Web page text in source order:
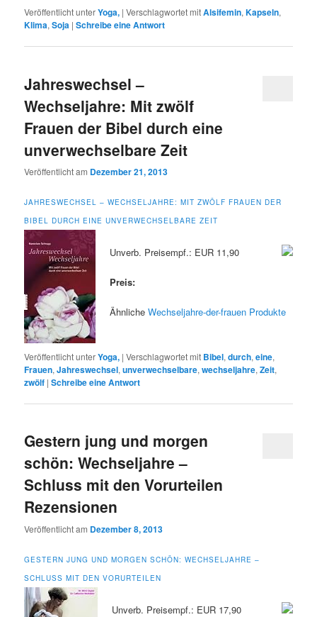
Veröffentlicht unterYoga, |Verschlagwortet mitAlsifemin,Kapseln,
Klima,Soja |Schreibe eine Antwort
Jahreswechsel –
Wechseljahre: Mit zwölf
Frauen der Bibel durch eine
unverwechselbare Zeit
Veröffentlicht am Dezember 21, 2013
JAHRESWECHSEL – WECHSELJAHRE: MIT ZWÖLF FRAUEN DER
BIBEL DURCH EINE UNVERWECHSELBARE ZEIT
Unverb. Preisempf.: EUR 11,90
Preis:
ÄhnlicheWechseljahre-der-frauen Produkte
Veröffentlicht unterYoga, |Verschlagwortet mit Bibel,durch,eine,
Frauen,Jahreswechsel,unverwechselbare,wechseljahre,Zeit,
zwölf |Schreibe eine Antwort
Gestern jung und morgen
schön: Wechseljahre –
Schluss mit den Vorurteilen
Rezensionen
Veröffentlicht am Dezember 8, 2013
GESTERN JUNG UND MORGEN SCHÖN: WECHSELJAHRE –
SCHLUSS MIT DEN VORURTEILEN
Unverb. Preisempf.: EUR 17,90